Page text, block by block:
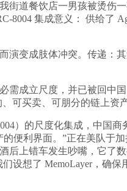
餐饮店一男孩被烫伤
8004 集成意义： 供给了
变成肢体冲突。传递：
成立尺度，并已被回中
可买卖、可朋分的链上资
）的尺度化集成，中国
便利界面。”正在美队
上错车发生吵嘴，它了
设想了 MemoLayer，确